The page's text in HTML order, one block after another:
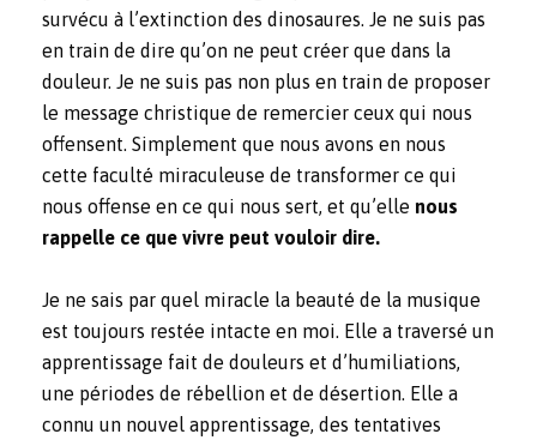
survécu à l’extinction des dinosaures. Je ne suis pas
en train de dire qu’on ne peut créer que dans la
douleur. Je ne suis pas non plus en train de proposer
le message christique de remercier ceux qui nous
offensent. Simplement que nous avons en nous
cette faculté miraculeuse de transformer ce qui
nous offense en ce qui nous sert, et qu’elle nous
rappelle ce que vivre peut vouloir dire.
Je ne sais par quel miracle la beauté de la musique
est toujours restée intacte en moi. Elle a traversé un
apprentissage fait de douleurs et d’humiliations,
une périodes de rébellion et de désertion. Elle a
connu un nouvel apprentissage, des tentatives